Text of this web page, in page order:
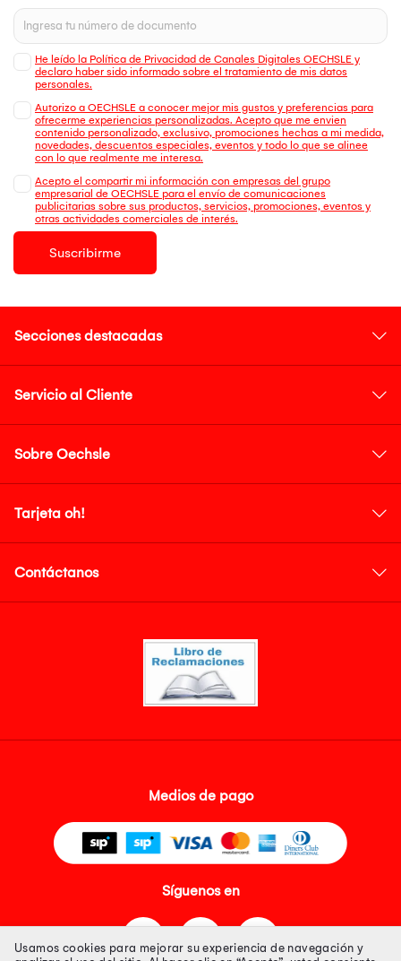
He leído la Política de Privacidad de Canales Digitales OECHSLE y
declaro haber sido informado sobre el tratamiento de mis datos
personales.
Autorizo a OECHSLE a conocer mejor mis gustos y preferencias para
ofrecerme experiencias personalizadas. Acepto que me envien
contenido personalizado, exclusivo, promociones hechas a mi medida,
novedades, descuentos especiales, eventos y todo lo que se alinee
con lo que realmente me interesa.
Acepto el compartir mi información con empresas del grupo
empresarial de OECHSLE para el envío de comunicaciones
publicitarias sobre sus productos, servicios, promociones, eventos y
otras actividades comerciales de interés.
Suscribirme
Secciones destacadas
Servicio al Cliente
Sobre Oechsle
Tarjeta oh!
Contáctanos
Medios de pago
Síguenos en
Usamos cookies para mejorar su experiencia de navegación y